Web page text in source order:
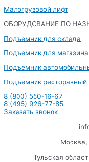
Малогрузовой лифт
ОБОРУДОВАНИЕ ПО
Подъемник для склада
Подъемник для магазина
Подъемник
Подъемник ресторанный
8 (800) 550-16-67
8 (495) 926-77-85
Заказать звонок
Москва,
Тульская